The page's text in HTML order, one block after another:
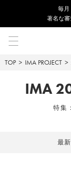
毎⽉
著名な
TOP IMA PROJECT
IMA
特集
最